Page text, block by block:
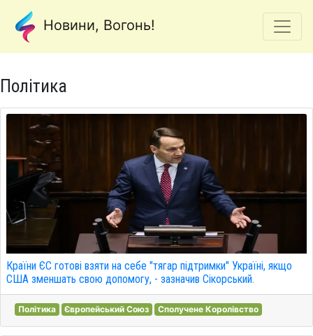
Новини, Вогонь!
Політика
Країни ЄС готові взяти на себе "тягар підтримки" Україні, якщо
США зменшать свою допомогу, - зазначив Сікорський.
Політика Європейський Союз Сполучене Королівство